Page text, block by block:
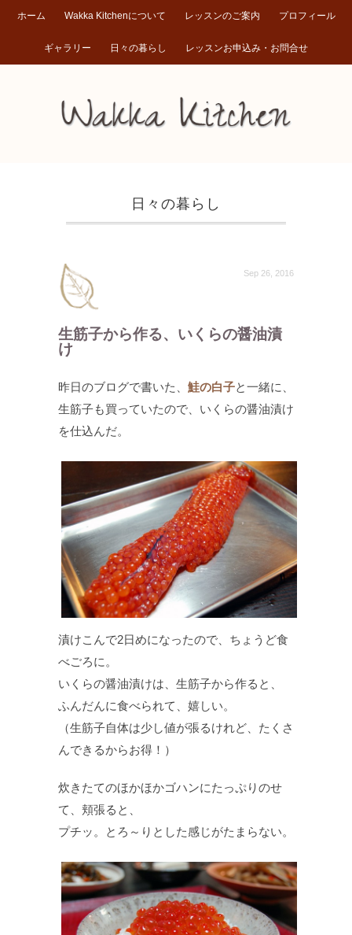
ホーム Wakka Kitchenについて レッスンのご案内 プロフィール
ギャラリー 日々の暮らし レッスンお申込み・お問合せ
日々の暮らし
Sep 26, 2016
生筋子から作る、いくらの醤油漬
け
昨日のブログで書いた、 鮭の白子と一緒に、
生筋子も買っていたので、いくらの醤油漬け
を仕込んだ。
漬けこんで2日めになったので、ちょうど食
べごろに。
いくらの醤油漬けは、生筋子から作ると、
ふんだんに食べられて、嬉しい。
（生筋子自体は少し値が張るけれど、たくさ
んできるからお得！）
炊きたてのほかほかゴハンにたっぷりのせ
て、頬張ると、
プチッ。とろ～りとした感じがたまらない。